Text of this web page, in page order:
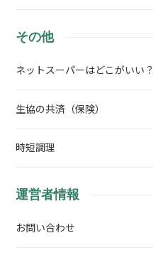
その他
ネットスーパーはどこがいい？
生協の共済（保険）
時短調理
運営者情報
お問い合わせ